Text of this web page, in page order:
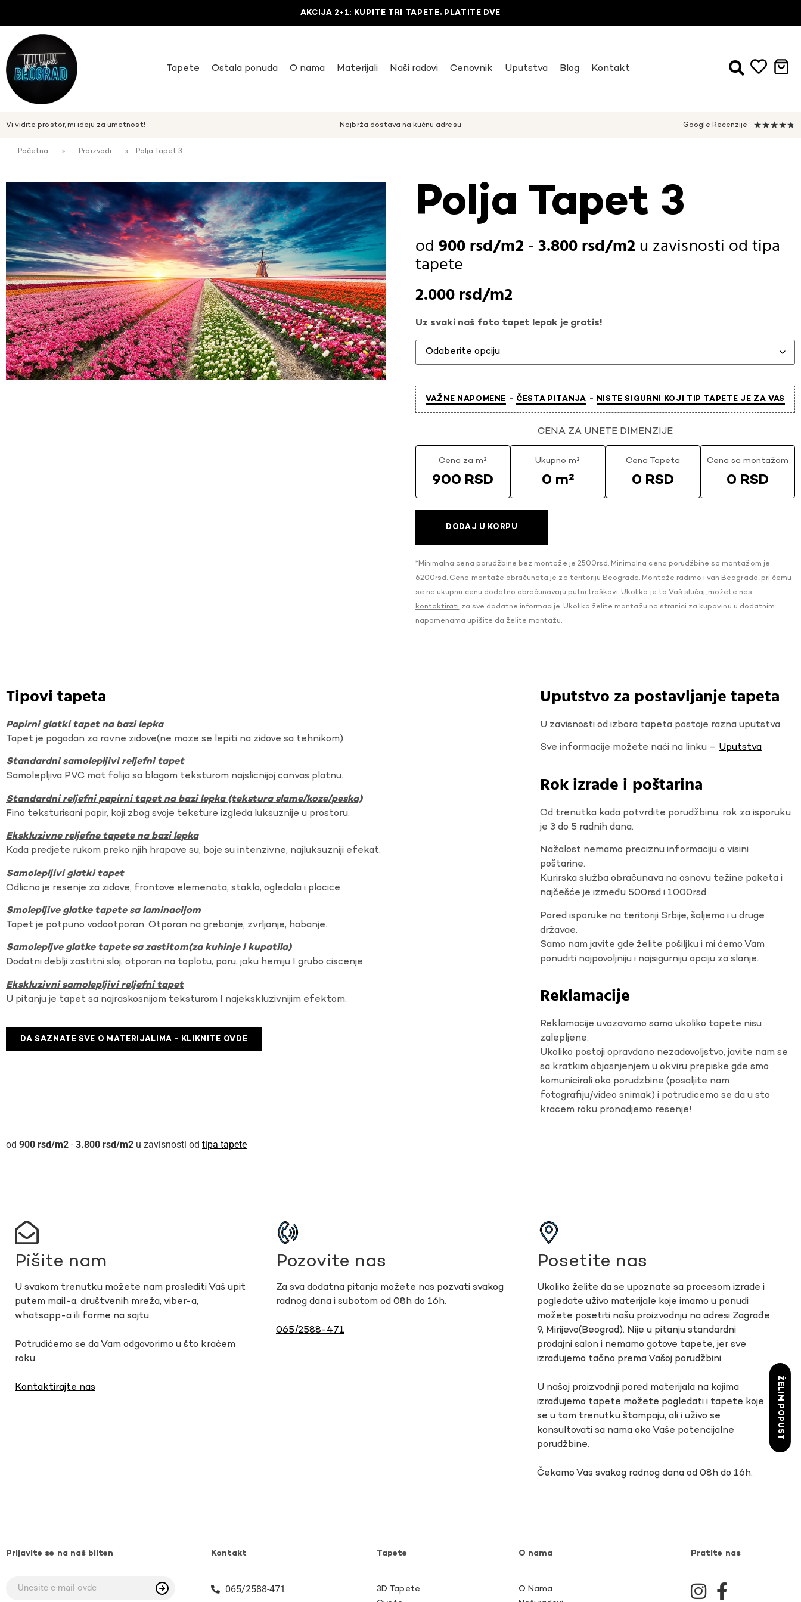
AKCIJA 2+1: KUPITE TRI TAPETE, PLATITE DVE
Tapete Ostala ponuda O nama Materijali Naši radovi Cenovnik Uputstva Blog Kontakt
Vi vidite prostor, mi ideju za umetnost! Najbrža dostava na kućnu adresu Google Recenzije ★★★★★
Početna » Proizvodi » Polja Tapet 3
Polja Tapet 3
900rsd -3.800rsd u zavisnosti od tipa
tapete
2.000rsd
Uz svaki naš foto tapet lepak je gratis!
VAŽNE NAPOMENE - ČESTA PITANJA - NISTE SIGURNI KOJI TIP TAPETE JE ZA VAS
CENA ZA UNETE DIMENZIJE
Cena za m²
900 RSD
Ukupno m²
0 m²
Cena Tapeta
0 RSD
Cena sa montažom
0 RSD
DODAJ U KORPU
*Minimalna cena porudžbine bez montaže je 2500rsd. Minimalna cena porudžbine sa montažom je
6200rsd. Cena montaže obračunata je za teritoriju Beograda. Montaže radimo i van Beograda, pri čemu
se na ukupnu cenu dodatno obračunavaju putni troškovi. Ukoliko je to Vaš slučaj, možete nas
kontaktirati za sve dodatne informacije. Ukoliko želite montažu na stranici za kupovinu u dodatnim
napomenama upišite da želite montažu.
Tipovi tapeta
Papirni glatki tapet na bazi lepka
Tapet je pogodan za ravne zidove(ne moze se lepiti na zidove sa tehnikom).
Standardni samolepljivi reljefni tapet
Samolepljiva PVC mat folija sa blagom teksturom najslicnijoj canvas platnu.
Standardni reljefni papirni tapet na bazi lepka (tekstura slame/koze/peska)
Fino teksturisani papir, koji zbog svoje teksture izgleda luksuznije u prostoru.
Ekskluzivne reljefne tapete na bazi lepka
Kada predjete rukom preko njih hrapave su, boje su intenzivne, najluksuzniji efekat.
Samolepljivi glatki tapet
Odlicno je resenje za zidove, frontove elemenata, staklo, ogledala i plocice.
Smolepljive glatke tapete sa laminacijom
Tapet je potpuno vodootporan. Otporan na grebanje, zvrljanje, habanje.
Samolepljve glatke tapete sa zastitom(za kuhinje I kupatila)
Dodatni deblji zastitni sloj, otporan na toplotu, paru, jaku hemiju I grubo ciscenje.
Ekskluzivni samolepljivi reljefni tapet
U pitanju je tapet sa najraskosnijom teksturom I najekskluzivnijim efektom.
DA SAZNATE SVE O MATERIJALIMA - KLIKNITE OVDE
Uputstvo za postavljanje tapeta
U zavisnosti od izbora tapeta postoje razna uputstva.
Sve informacije možete naći na linku – Uputstva
Rok izrade i poštarina
Od trenutka kada potvrdite porudžbinu, rok za isporuku
je 3 do 5 radnih dana.
Nažalost nemamo preciznu informaciju o visini
poštarine.
Kurirska služba obračunava na osnovu težine paketa i
najčešće je između 500rsd i 1000rsd.
Pored isporuke na teritoriji Srbije, šaljemo i u druge
državae.
Samo nam javite gde želite pošiljku i mi ćemo Vam
ponuditi najpovoljniju i najsigurniju opciju za slanje.
Reklamacije
Reklamacije uvazavamo samo ukoliko tapete nisu
zalepljene.
Ukoliko postoji opravdano nezadovoljstvo, javite nam se
sa kratkim objasnjenjem u okviru prepiske gde smo
komunicirali oko porudzbine (posaljite nam
fotografiju/video snimak) i potrudicemo se da u sto
kracem roku pronadjemo resenje!
900 rsd - 3.800 rsd u zavisnosti od tipa tapete
Pišite nam
U svakom trenutku možete nam proslediti Vaš upit
putem mail-a, društvenih mreža, viber-a,
whatsapp-a ili forme na sajtu.
Potrudićemo se da Vam odgovorimo u što kraćem
roku.
Kontaktirajte nas
Pozovite nas
Za sva dodatna pitanja možete nas pozvati svakog
radnog dana i subotom od 08h do 16h.
065/2588-471
Posetite nas
Ukoliko želite da se upoznate sa procesom izrade i
pogledate uživo materijale koje imamo u ponudi
možete posetiti našu proizvodnju na adresi Zagrađe
9, Mirijevo(Beograd). Nije u pitanju standardni
prodajni salon i nemamo gotove tapete, jer sve
izrađujemo tačno prema Vašoj porudžbini.
U našoj proizvodnji pored materijala na kojima
izrađujemo tapete možete pogledati i tapete koje
se u tom trenutku štampaju, ali i uživo se
konsultovati sa nama oko Vaše potencijalne
porudžbine.
Čekamo Vas svakog radnog dana od 08h do 16h.
Prijavite se na naš bilten Kontakt
065/2588-471
Tapete
3D Tapete
O nama
O Nama
Pratite nas
ŽELIM POPUST